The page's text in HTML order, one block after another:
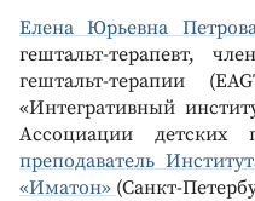
Елена Юрьевна
гештальт-терапевт,
гештальт-терапии
«Интегративный
Ассоциации детских
преподаватель
«Иматон» (Санкт-